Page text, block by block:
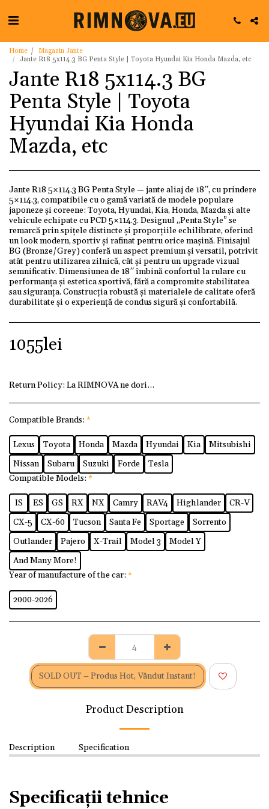
Home
Magazin Jante
Jante R18 5x114.3 BG Penta Style | Toyota Hyundai Kia Honda Mazda, etc
Jante R18 5x114.3 BG
Penta Style | Toyota
Hyundai Kia Honda
Mazda, etc
Jante R18 5×114.3 BG Penta Style — jante aliaj de 18″, cu prindere
5×114.3, compatibile cu o gamă variată de modele populare
japoneze și coreene: Toyota, Hyundai, Kia, Honda, Mazda și alte
vehicule echipate cu PCD 5×114.3. Designul „Penta Style” se
remarcă prin spițele distincte și proporțiile echilibrate, oferind
un look modern, sportiv și rafinat pentru orice mașină. Finisajul
BG (Bronze/Grey) conferă un aspect premium și versatil, potrivit
atât pentru utilizarea zilnică, cât și pentru un upgrade vizual
semnificativ. Dimensiunea de 18″ îmbină confortul la rulare cu
performanța și estetica sportivă, fără a compromite stabilitatea
sau siguranța. Construcția robustă și materialele de calitate oferă
durabilitate și o experiență de condus sigură și confortabilă.
1055lei
Return Policy: La RIMNOVA ne dorim ca fiecare client
Compatible Brands: *
Lexus Toyota Honda Mazda Hyundai Kia
Mitsubishi
Nissan
Subaru Suzuki Forde
Tesla
Compatible Models: *
IS ES GS RX NX Camry RAV4 Highlander
CR-V
CX-5
CX-60 Tucson Santa Fe Sportage
Sorrento
Outlander
Pajero X-Trail Model 3
Model Y
And Many More!
Year of manufacture of the car: *
2000-2026
SOLD OUT – Produs Hot, Vândut Instant!
Product Description
Description Specification
Specificații tehnice